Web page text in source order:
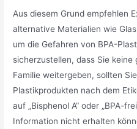
Aus diesem Grund empfehlen
alternative Materialien wie
um die Gefahren von BPA-
sicherzustellen, dass Sie
Familie weitergeben, sollten
Plastikprodukten nach dem
auf „Bisphenol A“ oder „BPA-
Information nicht erhalten